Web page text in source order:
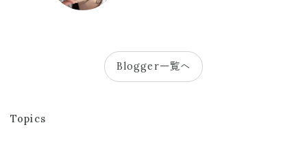
Blogger一覧へ
Topics